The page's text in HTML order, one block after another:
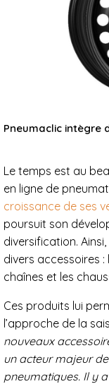
Pneumaclic intègre
Le temps est au
en ligne de
croissance de ses
poursuit son
diversification.
divers accessoires
chaînes et les
Ces produits lui
l’approche de la
nouveaux
un acteur majeur
pneumatiques. Il y